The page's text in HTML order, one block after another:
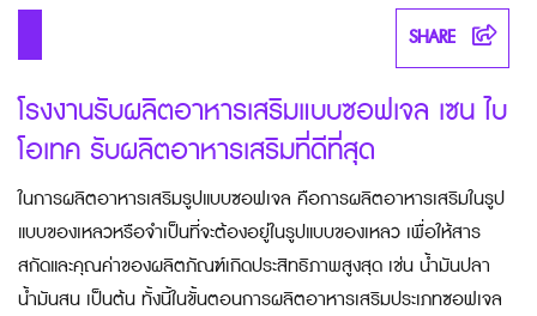
SHARE
โรงงานรับผลิตอาหารเสริมแบบซอฟเจล เซน ไบ
โอเทค รับผลิตอาหารเสริมที่ดีที่สุด
ในการผลิตอาหารเสริมรูปแบบซอฟเจล คือการผลิตอาหารเสริมในรูป
แบบของเหลวหรือจำเป็นที่จะต้องอยู่ในรูปแบบของเหลว เพื่อให้สาร
สกัดและคุณค่าของผลิตภัณฑ์เกิดประสิทธิภาพสูงสุด เช่น น้ำมันปลา
น้ำมันสน เป็นต้น ทั้งนี้ในขั้นตอนการผลิตอาหารเสริมประเภทซอฟเจล